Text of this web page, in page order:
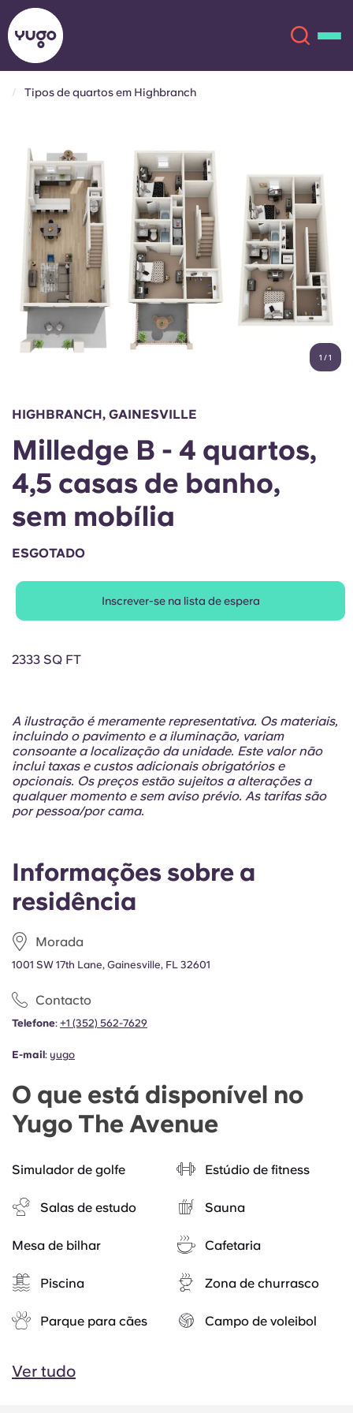
Localizações
Mais
Conta Língua
Chinese
Español
Deutsch
Italian
Portuguese
Iniciar sessão
English (US)
Chinese Español
Català Deutsch
Italian French
Portuguese
Tipos de quartos em Highbranch
1 /1
Informações sobre a
residência
Morada
1001 SW 17th Lane, Gainesville, FL 32601
Contacto
Telefone: +1 (352) 562-7629
E-mail: yugo
O que está disponível no
Yugo The Avenue
Simulador de golfe Estúdio de fitness
Salas de estudo Sauna
Mesa de bilhar Cafetaria
Piscina Zona de churrasco
Parque para cães Campo de voleibol
Ver tudo
HIGHBRANCH, GAINESVILLE
Milledge B - 4 quartos,
4,5 casas de banho,
sem mobília
ESGOTADO
Inscrever-se na lista de espera
2333 SQ FT
A ilustração é meramente representativa. Os materiais,
incluindo o pavimento e a iluminação, variam
consoante a localização da unidade. Este valor não
inclui taxas e custos adicionais obrigatórios e
opcionais. Os preços estão sujeitos a alterações a
qualquer momento e sem aviso prévio. As tarifas são
por pessoa/por cama.